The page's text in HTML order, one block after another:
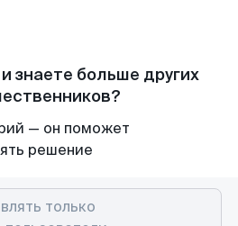
знаете больше других
— он поможет
решение